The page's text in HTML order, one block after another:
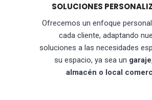
SOLUCIONES
Ofrecemos un enfoque
cada cliente, adaptando
soluciones a las necesidades
su espacio, ya sea un
almacén o local